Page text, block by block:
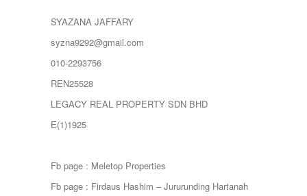
SYAZANA JAFFARY
syzna9292@gmail.com
010-2293756
REN25528
LEGACY REAL PROPERTY SDN BHD
E(1)1925
Fb page : Meletop Properties
Fb page : Firdaus Hashim – Jururunding Hartanah